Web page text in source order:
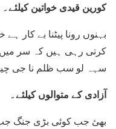
کورین قیدی خواتین کیلئے۔
بہنوں رونا پیٹنا بے کار
کرتی رہی ہیں کہ سر
سہہ لو سب ظلم نا جی
آزادی کے متوالوں کیلئے۔
بھئ جب کوئی بڑی جنگ جب